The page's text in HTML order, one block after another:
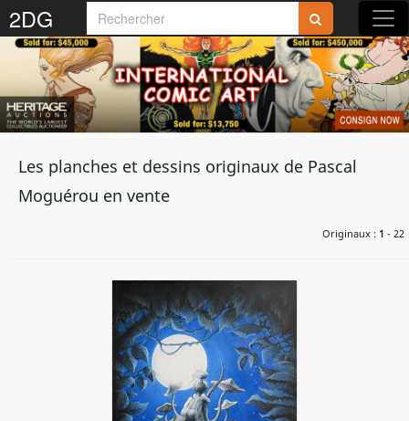
2DG Rejoignez-nous sur 2DG !
Accédez aux planches et illustrations
réservées aux membres
Découvrez de nouvelles fonctionnalités
S'inscrire
Les planches et dessins originaux de Pascal
Moguérou en vente
Originaux : 1 - 22